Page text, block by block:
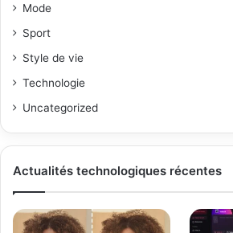
Mode
Sport
Style de vie
Technologie
Uncategorized
Actualités technologiques récentes